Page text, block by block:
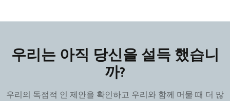
우리는 아직 당신을 설득 했습니
까?
우리의 독점적 인 제안을 확인하고 우리와 함께 머물 때 더 많